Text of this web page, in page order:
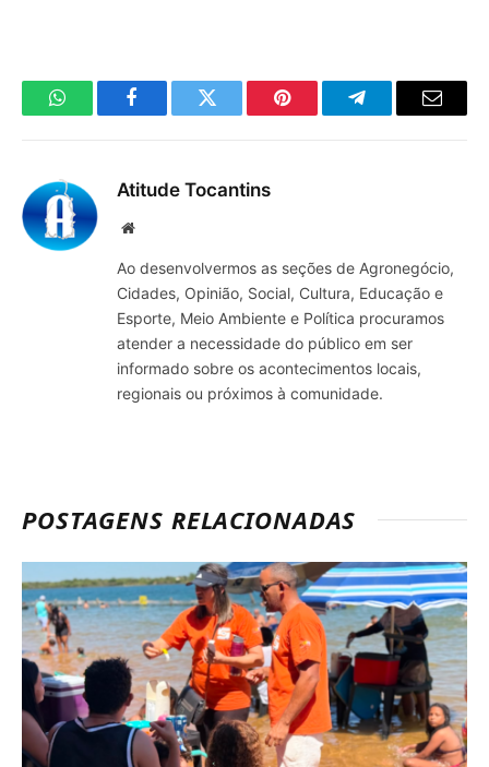
WhatsAppFacebookTwitter Pinterest TelegramaE-
Atitude Tocantins
Site
Ao desenvolvermos as seções de Agronegócio,
Cidades, Opinião, Social, Cultura, Educação e
Esporte, Meio Ambiente e Política procuramos
atender a necessidade do público em ser
informado sobre os acontecimentos locais,
regionais ou próximos à comunidade.
POSTAGENS RELACIONADAS